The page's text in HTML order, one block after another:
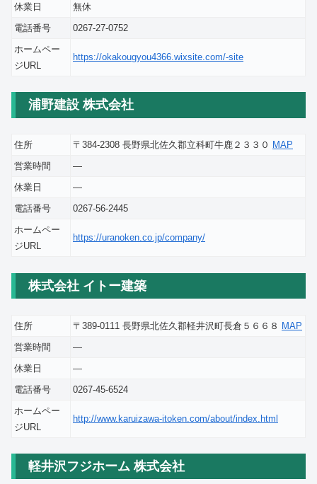
休業日
無休
電話番号
0267-27-0752
ホームペー
ジURL
https://okakougyou4366.wixsite.com/-site
浦野建設 株式会社
住所 〒384-2308 長野県北佐久郡立科町牛鹿２３３０ MAP
営業時間
―
休業日
―
電話番号
0267-56-2445
ホームペー
ジURL
https://uranoken.co.jp/company/
株式会社 イトー建築
住所 〒389-0111 長野県北佐久郡軽井沢町長倉５６６８ MAP
営業時間
―
休業日
―
電話番号
0267-45-6524
ホームペー
ジURL
http://www.karuizawa-itoken.com/about/index.html
軽井沢フジホーム 株式会社